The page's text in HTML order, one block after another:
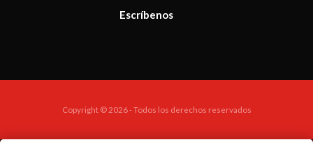
Escríbenos
Copyright © 2026 - Todos los derechos reservados